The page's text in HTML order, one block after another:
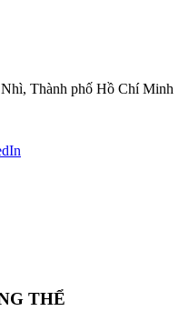
Thành phố Hồ Chí Minh
THỂ